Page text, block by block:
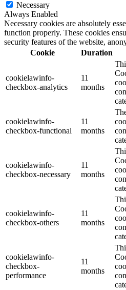
Necessary
Always Enabled
Necessary cookies are absolutely
function properly. These cookies
security features of the website,
Cookie
Duration
cookielawinfo-
checkbox-analytics
11
months
cookielawinfo-
checkbox-functional
11
months
cookielawinfo-
checkbox-necessary
11
months
cookielawinfo-
checkbox-others
11
months
cookielawinfo-
checkbox-
performance
11
months